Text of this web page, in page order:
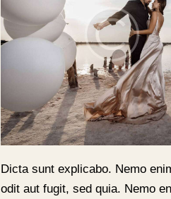
Dicta sunt explicabo. Nemo
odit aut fugit, sed quia. Nemo